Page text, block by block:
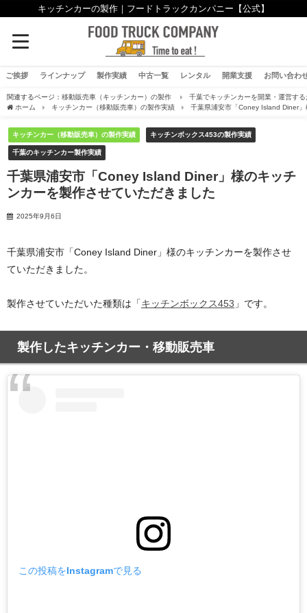
キッチンカーの製作｜フードトラックカンパニー【公式】
ご挨拶 ラインナップ 製作実績 中古一覧 レンタル 開業支援 お問い合わ
関連するページ： 移動販売車（キッチンカー）の製作
千葉でキッチンカーを開業・運営す
ホーム
キッチンカー（移動販売車）の製作実績 千葉県浦安市「Coney Island Diner
キッチンカー（移動販売車）の製作実績 キッチンボックス453の製作実績
千葉のキッチンカー製作実績
千葉県浦安市「Coney Island Diner」様のキッチ
ンカーを製作させていただきました
2025年9月6日
千葉県浦安市「Coney Island Diner」様のキッチンカーを製作させ
ていただきました。
製作させていただいた種類は「 キッチンボックス453 」です。
製作したキッチンカー・移動販売車
この投稿をInstagramで見る